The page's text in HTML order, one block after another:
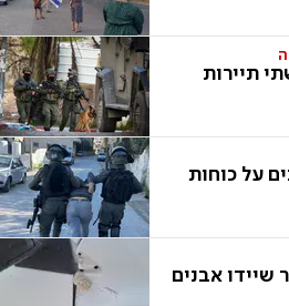
תיירות
על כוחות
שיידו אבנים